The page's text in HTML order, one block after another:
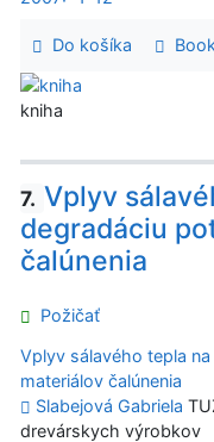
Do košíka
kniha
7. Vplyv
degradáciu
čalúnenia
Požičať
Vplyv sálavého tepla
materiálov čalúnenia
Slabejová Gabriela
drevárskych výrobkov